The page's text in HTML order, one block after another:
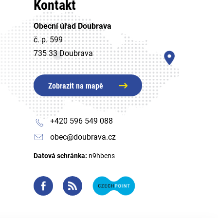
Kontakt
Obecní úřad Doubrava
č. p. 599
735 33 Doubrava
Zobrazit na mapě
+420 596 549 088
obec@doubrava.cz
Datová schránka: n9hbens